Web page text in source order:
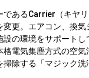
であるCarrier（キヤ
変更。エアコン、換
設の環境をサポート
格電気集塵方式の空
除する「マジック